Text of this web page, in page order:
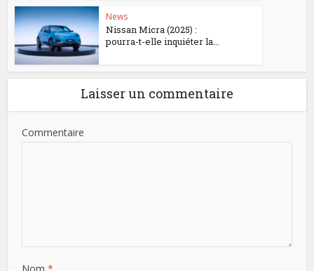
News
Nissan Micra (2025) :
pourra-t-elle inquiéter la...
Laisser un commentaire
Commentaire
Nom*